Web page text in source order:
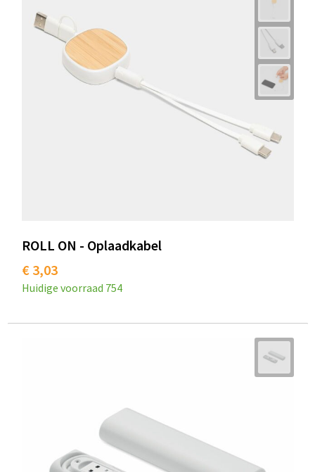
ROLL ON - Oplaadkabel
€ 3,03
Huidige voorraad 754